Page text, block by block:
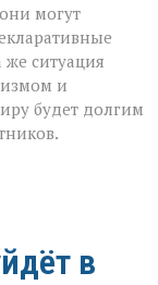
могут
ситуация
и
будет долгим
в